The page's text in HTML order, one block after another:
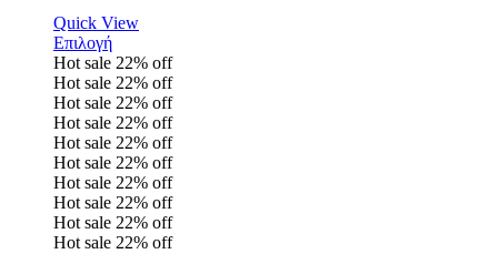
Quick View
Επιλογή
Hot sale 22% off
Hot sale 22% off
Hot sale 22% off
Hot sale 22% off
Hot sale 22% off
Hot sale 22% off
Hot sale 22% off
Hot sale 22% off
Hot sale 22% off
Hot sale 22% off